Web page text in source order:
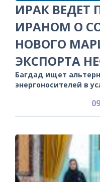
ИРАК ВЕДЕТ
ИРАНОМ О
НОВОГО
ЭКСПОРТА
Багдад ищет
энергоносителей в